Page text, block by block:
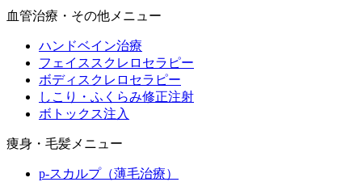
血管治療・その他メニュー
ハンドベイン治療
フェイススクレロセラピー
ボディスクレロセラピー
しこり・ふくらみ修正注射
ボトックス注入
痩身・毛髪メニュー
p-スカルプ（薄毛治療）